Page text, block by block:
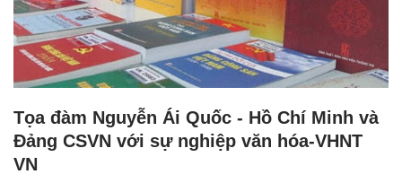
Tọa đàm Nguyễn Ái Quốc - Hồ Chí Minh và
Đảng CSVN với sự nghiệp văn hóa-VHNT
VN